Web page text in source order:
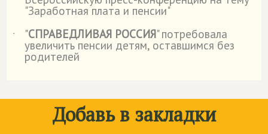
"Заработная плата и пенсии"
˙
"СПРАВЕДЛИВАЯ РОССИЯ" потребовала
увеличить пенсии детям, оставшимся без
родителей
Добавь в закладки